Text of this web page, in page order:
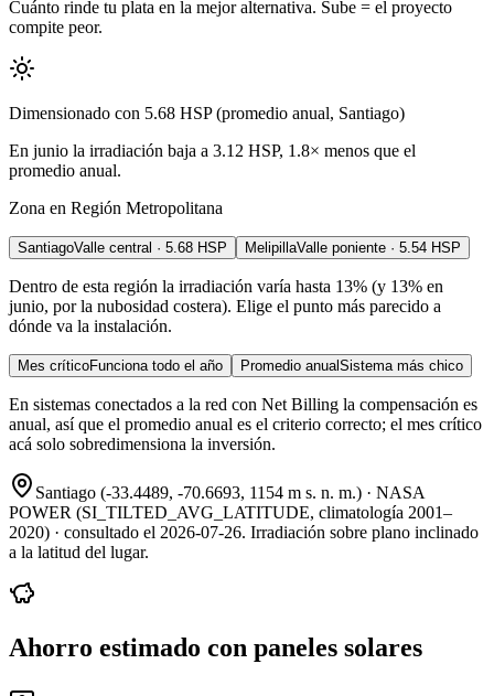
Cuánto rinde tu plata en la mejor alternativa. Sube = el proyecto
compite peor.
Dimensionado con 5.68 HSP (promedio anual, Santiago)
En junio la irradiación baja a 3.12 HSP, 1.8× menos que el
promedio anual.
Zona en Región Metropolitana
SantiagoValle central · 5.68 HSP MelipillaValle poniente · 5.54 HSP
Dentro de esta región la irradiación varía hasta 13% (y 13% en
junio, por la nubosidad costera). Elige el punto más parecido a
dónde va la instalación.
Mes críticoFunciona todo el año Promedio anual Sistema más chico
En sistemas conectados a la red con Net Billing la compensación es
anual, así que el promedio anual es el criterio correcto; el mes crítico
acá solo sobredimensiona la inversión.
Santiago (-33.4489, -70.6693, 1154 m s. n. m.) · NASA
POWER (SI_TILTED_AVG_LATITUDE, climatología 2001–
2020) · consultado el 2026-07-26. Irradiación sobre plano inclinado
a la latitud del lugar.
Ahorro estimado con paneles solares